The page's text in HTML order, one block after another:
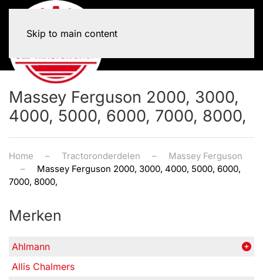
Skip to main content
Massey Ferguson 2000, 3000,
4000, 5000, 6000, 7000, 8000,
Home Tractoronderdelen
Massey Ferguson
Massey Ferguson 2000, 3000, 4000, 5000, 6000,
7000, 8000,
Merken
Ahlmann
Allis Chalmers